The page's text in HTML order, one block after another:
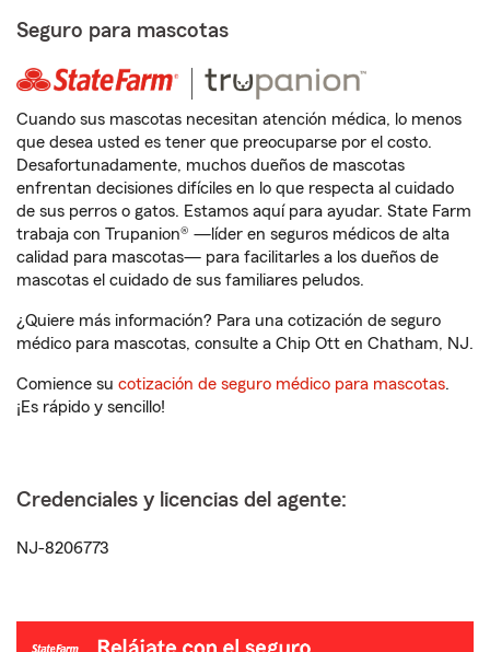
Seguro para mascotas
Cuando sus mascotas necesitan atención médica, lo menos
que desea usted es tener que preocuparse por el costo.
Desafortunadamente, muchos dueños de mascotas
enfrentan decisiones difíciles en lo que respecta al cuidado
de sus perros o gatos. Estamos aquí para ayudar. State Farm
trabaja con Trupanion® —líder en seguros médicos de alta
calidad para mascotas— para facilitarles a los dueños de
mascotas el cuidado de sus familiares peludos.
¿Quiere más información? Para una cotización de seguro
médico para mascotas, consulte a Chip Ott en Chatham, NJ.
Comience su cotización de seguro médico para mascotas.
¡Es rápido y sencillo!
Credenciales y licencias del agente:
NJ-8206773